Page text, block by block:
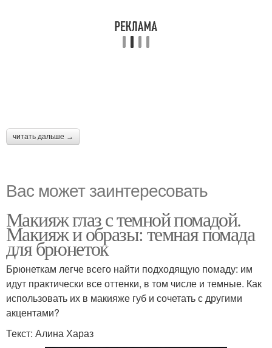
читать дальше →
Вас может заинтересовать
Макияж глаз с темной помадой.
Макияж и образы: темная помада
для брюнеток
Брюнеткам легче всего найти подходящую помаду: им
идут практически все оттенки, в том числе и темные. Как
использовать их в макияже губ и сочетать с другими
акцентами?
Текст: Алина Хараз